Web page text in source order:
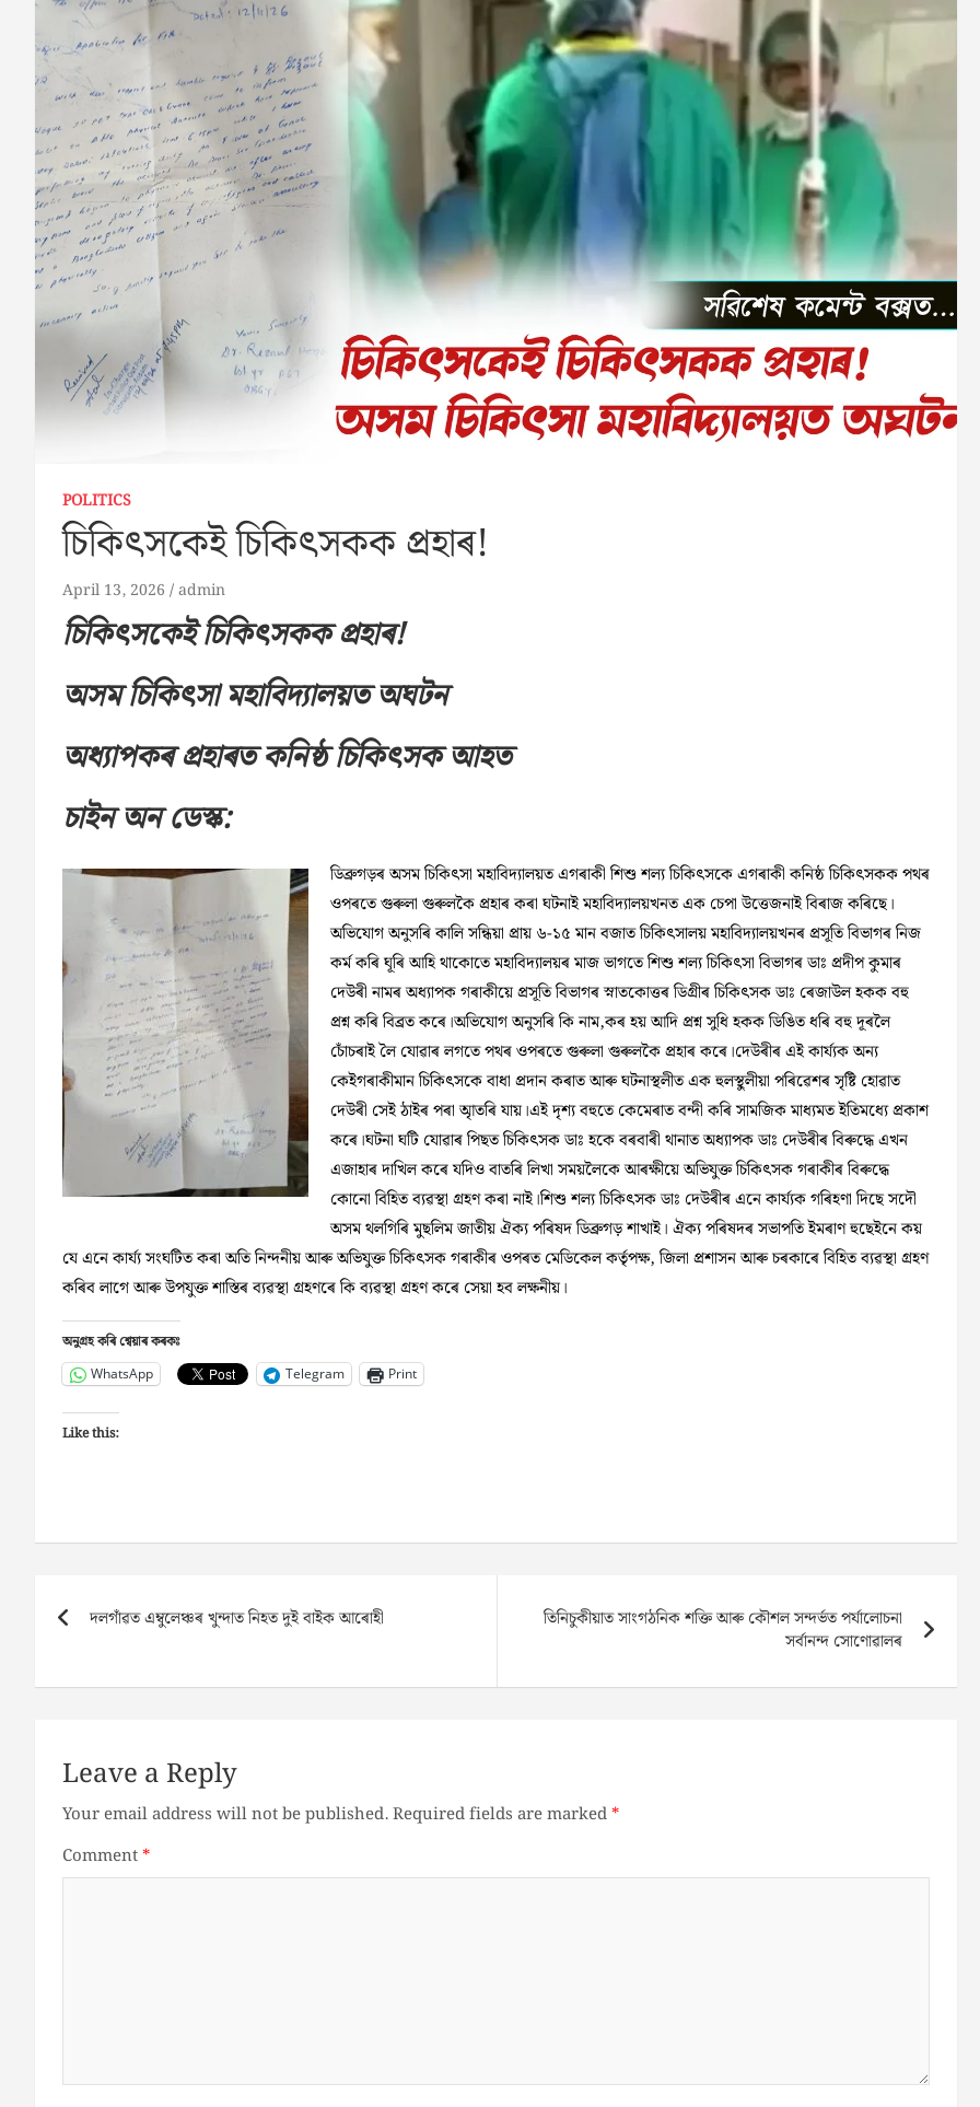
POLITICS
চিকিৎসকেই চিকিৎসকক প্ৰহাৰ!
April 13, 2026 admin
চিকিৎসকেই চিকিৎসকক প্ৰহাৰ!
অসম চিকিৎসা মহাবিদ্যালয়ত অঘটন
অধ্যাপকৰ প্ৰহাৰত কনিষ্ঠ চিকিৎসক আহত
চাইন অন ডেস্ক:
ডিব্ৰুগড়ৰ অসম চিকিৎসা মহাবিদ্যালয়ত এগৰাকী শিশু শল্য চিকিৎসকে এগৰাকী কনিষ্ঠ চিকিৎসকক পথৰ
ওপৰতে গুৰুলা গুৰুলকৈ প্ৰহাৰ কৰা ঘটনাই মহাবিদ্যালয়খনত এক চেপা উত্তেজনাই বিৰাজ কৰিছে।
অভিযোগ অনুসৰি কালি সন্ধিয়া প্ৰায় ৬-১৫ মান বজাত চিকিৎসালয় মহাবিদ্যালয়খনৰ প্ৰসূতি বিভাগৰ নিজ
কৰ্ম কৰি ঘূৰি আহি থাকোতে মহাবিদ্যালয়ৰ মাজ ভাগতে শিশু শল্য চিকিৎসা বিভাগৰ ডাঃ প্ৰদীপ কুমাৰ
দেউৰী নামৰ অধ্যাপক গৰাকীয়ে প্ৰসূতি বিভাগৰ স্নাতকোত্তৰ ডিগ্ৰীৰ চিকিৎসক ডাঃ ৰেজাউল হকক বহু
প্ৰশ্ন কৰি বিব্ৰত কৰে।অভিযোগ অনুসৰি কি নাম,কৰ হয় আদি প্ৰশ্ন সুধি হকক ডিঙিত ধৰি বহু দূৰলৈ
চোঁচৰাই লৈ যোৱাৰ লগতে পথৰ ওপৰতে গুৰুলা গুৰুলকৈ প্ৰহাৰ কৰে।দেউৰীৰ এই কাৰ্য্যক অন্য
কেইগৰাকীমান চিকিৎসকে বাধা প্ৰদান কৰাত আৰু ঘটনাস্থলীত এক হুলস্থুলীয়া পৰিৱেশৰ সৃষ্টি হোৱাত
দেউৰী সেই ঠাইৰ পৰা আৃতৰি যায়।এই দৃশ্য বহুতে কেমেৰাত বন্দী কৰি সামজিক মাধ্যমত ইতিমধ্যে প্ৰকাশ
কৰে।ঘটনা ঘটি যোৱাৰ পিছত চিকিৎসক ডাঃ হকে বৰবাৰী থানাত অধ্যাপক ডাঃ দেউৰীৰ বিৰুদ্ধে এখন
এজাহাৰ দাখিল কৰে যদিও বাতৰি লিখা সময়লৈকে আৰক্ষীয়ে অভিযুক্ত চিকিৎসক গৰাকীৰ বিৰুদ্ধে
কোনো বিহিত ব্যৱস্থা গ্ৰহণ কৰা নাই।শিশু শল্য চিকিৎসক ডাঃ দেউৰীৰ এনে কাৰ্য্যক গৰিহণা দিছে সদৌ
অসম থলগিৰি মুছলিম জাতীয় ঐক্য পৰিষদ ডিব্ৰুগড় শাখাই। ঐক্য পৰিষদৰ সভাপতি ইমৰাণ হুছেইনে কয়
যে এনে কাৰ্য্য সংঘটিত কৰা অতি নিন্দনীয় আৰু অভিযুক্ত চিকিৎসক গৰাকীৰ ওপৰত মেডিকেল কৰ্তৃপক্ষ, জিলা প্ৰশাসন আৰু চৰকাৰে বিহিত ব্যৱস্থা গ্ৰহণ
কৰিব লাগে আৰু উপযুক্ত শাস্তিৰ ব্যৱস্থা গ্ৰহণৰে কি ব্যৱস্থা গ্ৰহণ কৰে সেয়া হব লক্ষনীয়।
অনুগ্ৰহ কৰি শ্বেয়াৰ কৰকঃ
WhatsApp Telegram Print
Like this:
Post
navigation
দলগাঁৱত এম্বুলেঞ্চৰ খুন্দাত নিহত দুই বাইক আৰোহী
তিনিচুকীয়াত সাংগঠনিক শক্তি আৰু কৌশল সন্দৰ্ভত পৰ্যালোচনা
সৰ্বানন্দ সোণোৱালৰ
Leave a Reply
Your email address will not be published.Required fields are marked*
Comment*